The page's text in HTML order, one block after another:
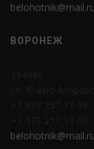
belohotnik@mail.ru
ВОРОНЕЖ
ул. Южно-
belohotnik@mail.ru